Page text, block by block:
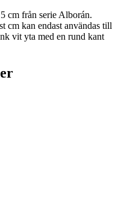
cm från serie Alborán.
kan endast användas till
vit yta med en rund kant